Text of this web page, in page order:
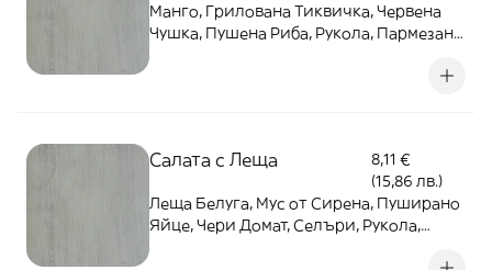
Манго, Грилована Тиквичка, Червена
Чушка, Пушена Риба, Рукола, Пармезан,
Салата с Леща
8,11 €
(15,86 лв.)
Леща Белуга, Мус от Сирена, Пуширано
Яйце, Чери Домат, Селъри, Рукола,